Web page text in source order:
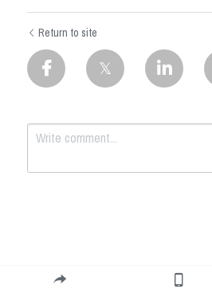
Return to site
Submit